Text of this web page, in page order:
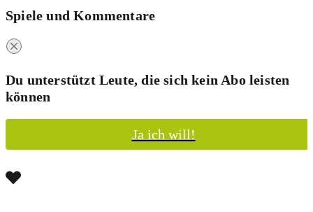
Spiele und Kommentare
Du unterstützt Leute, die sich kein Abo leisten
können
Ja ich will!